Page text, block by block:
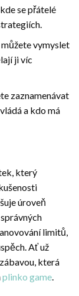
se přátelé
vymyslet
ji víc
zaznamenávat
a kdo má
který
úroveň
limitů,
Ať už
která
plinko game.